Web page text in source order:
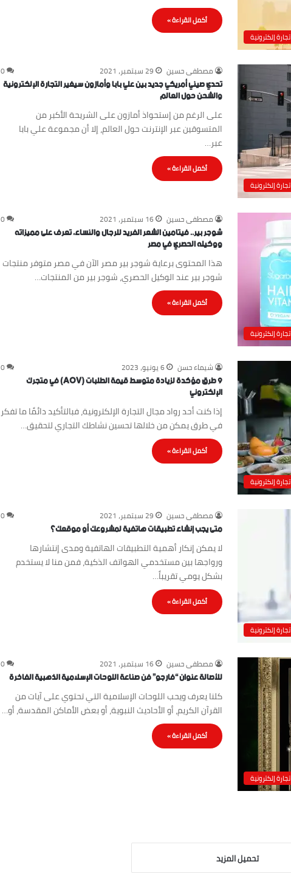
تجارة إلكترونية
أكمل القراءة »
تجارة إلكترونية
مصطفى حسين 29 سبتمبر، 2021 0
تحدي صيني أمريكي جديد بين علي بابا وأمازون سيغير التجارة الإلكترونية
والشحن حول العالم
على الرغم من إستحواذ أمازون على الشريحة الأكبر من
المتسوقين عبر الإنترنت حول العالم، إلا أن مجموعة علي بابا
عبر…
أكمل القراءة »
تجارة إلكترونية
مصطفى حسين 16 سبتمبر، 2021 0
شوجر بير.. فيتامين الشعر الفريد للرجال والنساء، تعرف على مميزاته
ووكيله الحصري في مصر
هذا المحتوى برعاية شوجر بير مصر الآن في مصر متوفر منتجات
شوجر بير عند الوكيل الحصري، شوجر بير من المنتجات…
أكمل القراءة »
تجارة إلكترونية
شيماء حسن 6 يونيو، 2023 0
9 طرق مؤكدة لزيادة متوسط قيمة الطلبات (AOV) في متجرك
الإلكتروني
إذا كنت أحد رواد مجال التجارة الإلكترونية، فبالتأكيد دائمًا ما تفكر
في طرق يمكن من خلالها تحسين نشاطك التجاري لتحقيق…
أكمل القراءة »
تجارة إلكترونية
مصطفى حسين 29 سبتمبر، 2021 0
متى يجب إنشاء تطبيقات هاتفية لمشروعك أو موقعك؟
لا يمكن إنكار أهمية التطبيقات الهاتفية ومدى إنتشارها
ورواجها بين مستخدمي الهواتف الذكية، فمن منا لا يستخدم
بشكل يومي تقريباً…
أكمل القراءة »
تجارة إلكترونية
مصطفى حسين 16 سبتمبر، 2021 0
للأصالة عنوان “فارجو” فن صناعة اللوحات الإسلامية الذهبية الفاخرة
كلنا يعرف ويحب اللوحات الإسلامية التي تحتوي على آيات من
القرآن الكريم، أو الأحاديث النبوية، أو بعض الأماكن المقدسة، أو…
أكمل القراءة »
تحميل المزيد